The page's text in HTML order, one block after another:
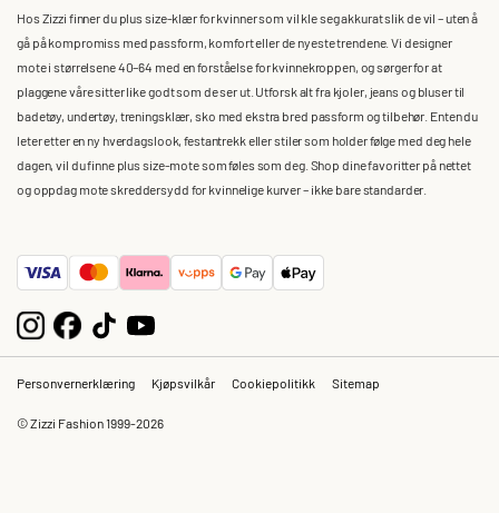
Hos Zizzi finner du plus size-klær for kvinner som vil kle seg akkurat slik de vil – uten å
gå på kompromiss med passform, komfort eller de nyeste trendene. Vi designer
mote i størrelsene 40–64 med en forståelse for kvinnekroppen, og sørger for at
plaggene våre sitter like godt som de ser ut. Utforsk alt fra kjoler, jeans og bluser til
badetøy, undertøy, treningsklær, sko med ekstra bred passform og tilbehør. Enten du
leter etter en ny hverdagslook, festantrekk eller stiler som holder følge med deg hele
dagen, vil du finne plus size-mote som føles som deg. Shop dine favoritter på nettet
og oppdag mote skreddersydd for kvinnelige kurver – ikke bare standarder.
Personvernerklæring Kjøpsvilkår Cookiepolitikk Sitemap
© Zizzi Fashion 1999-2026